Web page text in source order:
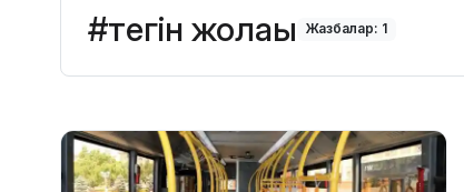
#тегін жолақы Жазбалар: 1